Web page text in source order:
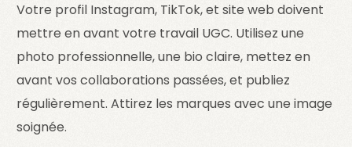
Votre profil Instagram, TikTok, et site web doivent
mettre en avant votre travail UGC. Utilisez une
photo professionnelle, une bio claire, mettez en
avant vos collaborations passées, et publiez
régulièrement. Attirez les marques avec une image
soignée.